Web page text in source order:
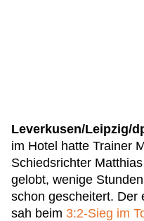
Leverkusen/Leipzig/
im Hotel hatte Trainer
Schiedsrichter
gelobt, wenige
schon gescheitert. Der
sah beim 3:2-Sieg im